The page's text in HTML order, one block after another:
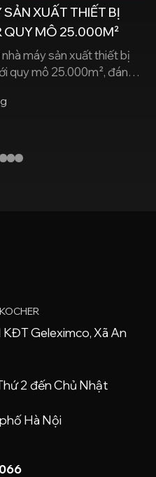
XUẤT THIẾT BỊ
QUY MÔ 25.000M²
máy sản xuất thiết bị
quy mô 25.000m², đánh
tế và mở rộng ra thị
KĐT Geleximco, Xã An
2 đến Chủ Nhật
Hà Nội